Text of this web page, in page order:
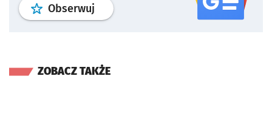
Obserwuj profil serwisu
ZOBACZ TAKŻE